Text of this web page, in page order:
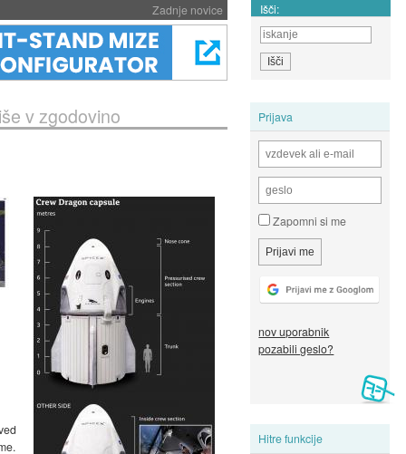
Zadnje novice Išči:
Prijava
Zapomni si me
nov uporabnik
pozabili geslo?
Hitre funkcije
v zgodovino